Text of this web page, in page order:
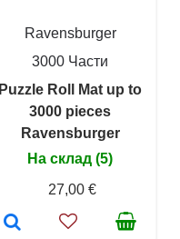
Ravensburger
3000 Части
Puzzle Roll Mat up to
3000 pieces
Ravensburger
На склад (5)
27,00 €